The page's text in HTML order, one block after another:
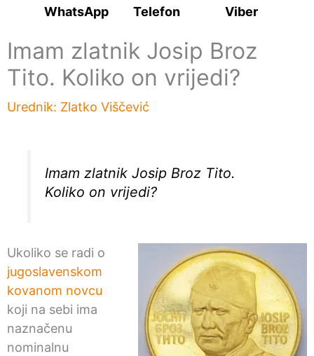
WhatsApp Viber
Telefon
Imam zlatnik Josip Broz
Tito. Koliko on vrijedi?
Urednik: Zlatko Viščević
Imam zlatnik Josip Broz Tito.
Koliko on vrijedi?
Ukoliko se radi o
jugoslavenskom
kovanom novcu
koji na sebi ima
naznačenu
nominalnu